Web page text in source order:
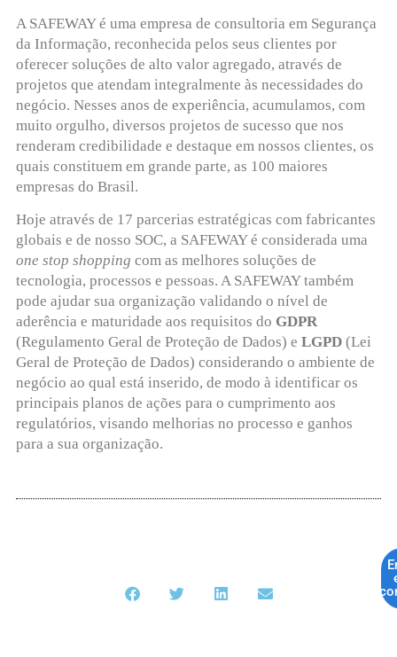
A SAFEWAY é uma empresa de consultoria em Segurança
da Informação, reconhecida pelos seus clientes por
oferecer soluções de alto valor agregado, através de
projetos que atendam integralmente às necessidades do
negócio. Nesses anos de experiência, acumulamos, com
muito orgulho, diversos projetos de sucesso que nos
renderam credibilidade e destaque em nossos clientes, os
quais constituem em grande parte, as 100 maiores
empresas do Brasil.
Hoje através de 17 parcerias estratégicas com fabricantes
globais e de nosso SOC, a SAFEWAY é considerada uma
one stop shopping com as melhores soluções de
tecnologia, processos e pessoas. A SAFEWAY também
pode ajudar sua organização validando o nível de
aderência e maturidade aos requisitos do GDPR
(Regulamento Geral de Proteção de Dados) e LGPD(Lei
Geral de Proteção de Dados) considerando o ambiente de
negócio ao qual está inserido, de modo à identificar os
principais planos de ações para o cumprimento aos
regulatórios, visando melhorias no processo e ganhos
para a sua organização.